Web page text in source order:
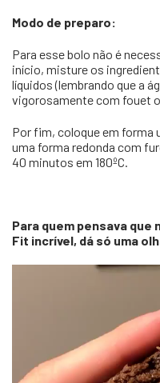
Modo de preparo:
Para esse bolo não é
início, misture os
líquidos (lembrando que a
vigorosamente com fouet
Por fim, coloque em forma
uma forma redonda com
40 minutos em 180ºC.
Para quem pensava que
Fit incrível, dá só uma